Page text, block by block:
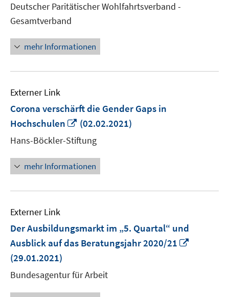
öffnen
Deutscher Paritätischer Wohlfahrtsverband -
Gesamtverband
mehr Informationen
Externer Link
Corona verschärft die Gender Gaps in
Hochschulen
In
neuem
Fenster
öffnen
(02.02.2021)
Hans-Böckler-Stiftung
mehr Informationen
Externer Link
Der Ausbildungsmarkt im „5. Quartal“ und
Ausblick auf das Beratungsjahr 2020/21
(29.01.2021)
Bundesagentur für Arbeit